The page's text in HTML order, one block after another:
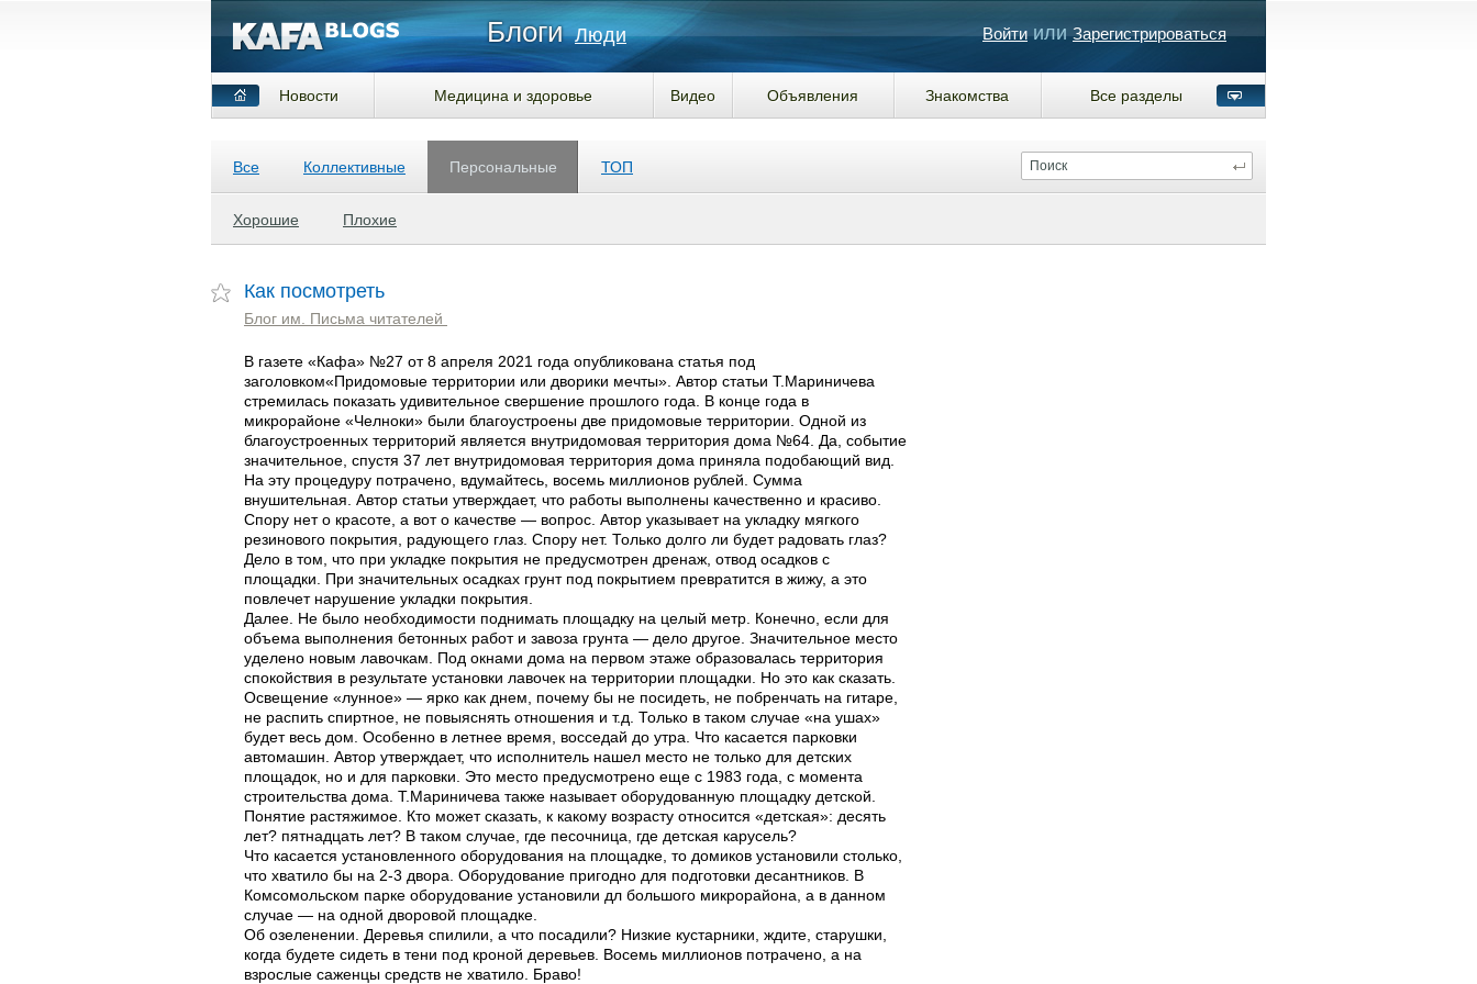
Блоги Люди ВойтиилиЗарегистрироваться
Новости Медицина и здоровье Видео Объявления Знакомства Все разделы
Все Коллективные Персональные
Хорошие Плохие
ТОП
Как посмотреть
Блог им. Письма читателей
В газете «Кафа» №27 от 8 апреля 2021 года опубликована статья под
заголовком«Придомовые территории или дворики мечты». Автор статьи Т.Мариничева
стремилась показать удивительное свершение прошлого года. В конце года в
микрорайоне «Челноки» были благоустроены две придомовые территории. Одной из
благоустроенных территорий является внутридомовая территория дома №64. Да, событие
значительное, спустя 37 лет внутридомовая территория дома приняла подобающий вид.
На эту процедуру потрачено, вдумайтесь, восемь миллионов рублей. Сумма
внушительная. Автор статьи утверждает, что работы выполнены качественно и красиво.
Спору нет о красоте, а вот о качестве — вопрос. Автор указывает на укладку мягкого
резинового покрытия, радующего глаз. Спору нет. Только долго ли будет радовать глаз?
Дело в том, что при укладке покрытия не предусмотрен дренаж, отвод осадков с
площадки. При значительных осадках грунт под покрытием превратится в жижу, а это
повлечет нарушение укладки покрытия.
Далее. Не было необходимости поднимать площадку на целый метр. Конечно, если для
объема выполнения бетонных работ и завоза грунта — дело другое. Значительное место
уделено новым лавочкам. Под окнами дома на первом этаже образовалась территория
спокойствия в результате установки лавочек на территории площадки. Но это как сказать.
Освещение «лунное» — ярко как днем, почему бы не посидеть, не побренчать на гитаре,
не распить спиртное, не повыяснять отношения и т.д. Только в таком случае «на ушах»
будет весь дом. Особенно в летнее время, восседай до утра. Что касается парковки
автомашин. Автор утверждает, что исполнитель нашел место не только для детских
площадок, но и для парковки. Это место предусмотрено еще с 1983 года, с момента
строительства дома. Т.Мариничева также называет оборудованную площадку детской.
Понятие растяжимое. Кто может сказать, к какому возрасту относится «детская»: десять
лет? пятнадцать лет? В таком случае, где песочница, где детская карусель?
Что касается установленного оборудования на площадке, то домиков установили столько,
что хватило бы на 2-3 двора. Оборудование пригодно для подготовки десантников. В
Комсомольском парке оборудование установили дл большого микрорайона, а в данном
случае — на одной дворовой площадке.
Об озеленении. Деревья спилили, а что посадили? Низкие кустарники, ждите, старушки,
когда будете сидеть в тени под кроной деревьев. Восемь миллионов потрачено, а на
взрослые саженцы средств не хватило. Браво!